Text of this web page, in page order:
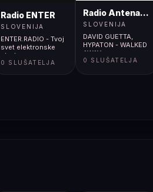
Radio ENTER
SLOVENIJA
ENTER.RADIO - Tvoj
svet elektronske
glasbe.
0 SLUŠATELJA
Radio Antena
SLOVENIJA
DAVID GUETTA,
HYPATON - WALKED
AWAY
0 SLUŠATELJA